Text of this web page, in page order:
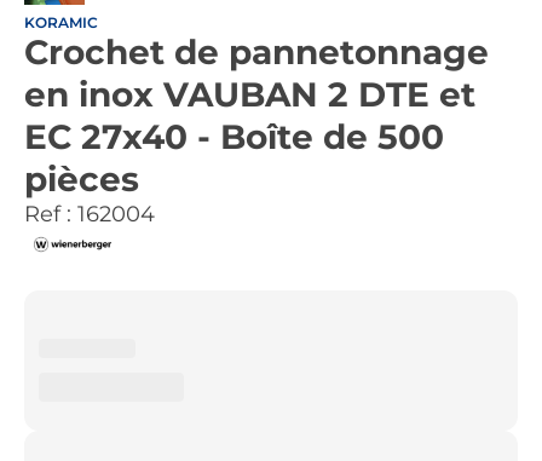
KORAMIC
Crochet de pannetonnage
en inox VAUBAN 2 DTE et
EC 27x40 - Boîte de 500
pièces
Ref : 162004